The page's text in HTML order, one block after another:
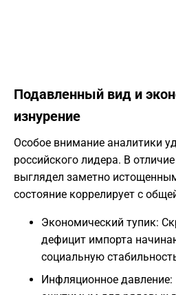
Подавленный вид и
изнурение
Особое внимание аналитики
российского лидера. В
выглядел заметно
состояние коррелирует с
Экономический тупик:
дефицит импорта
социальную
Инфляционное давление: